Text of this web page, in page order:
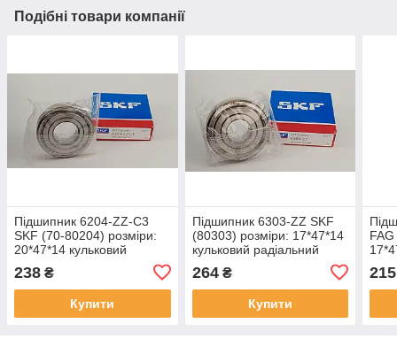
Подібні товари компанії
Підшипник 6204-ZZ-C3
SKF (70-80204) розміри:
20*47*14 кульковий
238 ₴
Купити
Підшипник 6303-ZZ SKF
(80303) розміри: 17*47*14
кульковий радіальний
264₴
Купити
215